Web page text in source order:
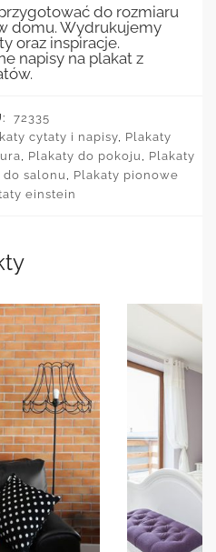
do rozmiaru
domu. Wydrukujemy
oraz inspiracje.
napisy na plakat z
72335
cytaty i napisy Plakaty
Plakaty do pokoju
Plakaty
do salonu
Plakaty pionowe
einstein